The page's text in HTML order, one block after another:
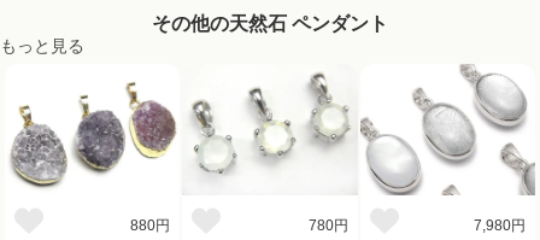
その他の天然石 ペンダント
もっと見る
880円 780円 7,980円